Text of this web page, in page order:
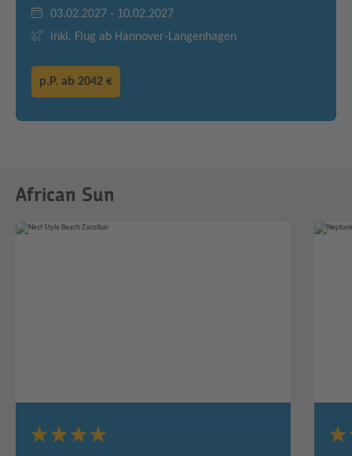
03.02.2027 - 10.02.2027
inkl. Flug ab Hannover-Langenhagen
p.P. ab 2042 €
African Sun